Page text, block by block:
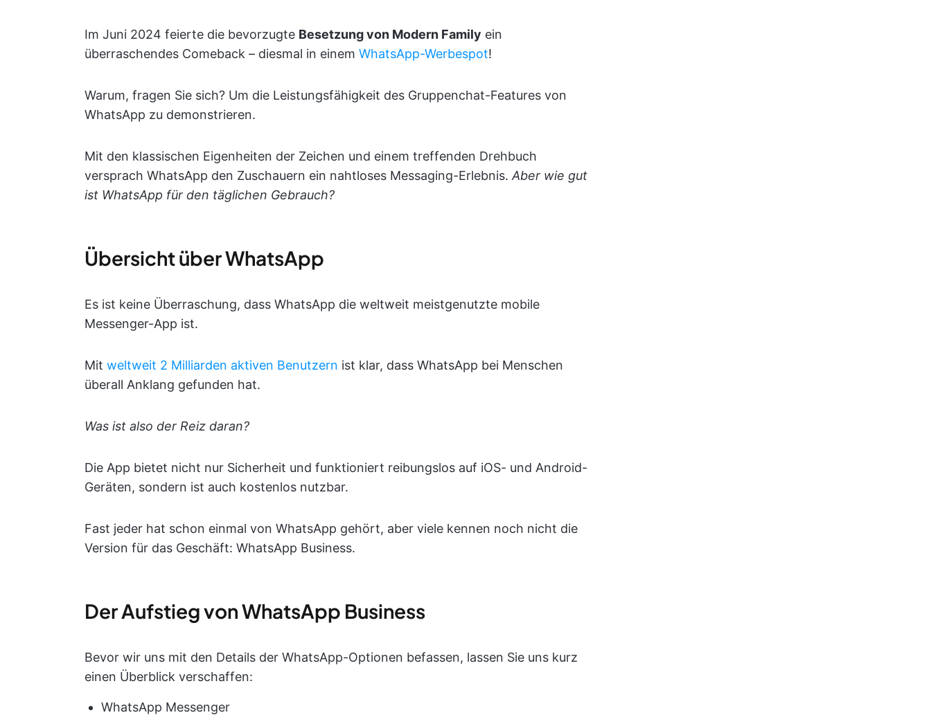
Im Juni 2024 feierte die bevorzugte Besetzung von Modern Family ein
überraschendes Comeback – diesmal in einem WhatsApp-Werbespot!
Warum, fragen Sie sich? Um die Leistungsfähigkeit des Gruppenchat-Features von
WhatsApp zu demonstrieren.
Mit den klassischen Eigenheiten der Zeichen und einem treffenden Drehbuch
versprach WhatsApp den Zuschauern ein nahtloses Messaging-Erlebnis. Aber wie gut
ist WhatsApp für den täglichen Gebrauch?
Übersicht über WhatsApp
Es ist keine Überraschung, dass WhatsApp die weltweit meistgenutzte mobile
Messenger-App ist.
Mit weltweit 2 Milliarden aktiven Benutzern ist klar, dass WhatsApp bei Menschen
überall Anklang gefunden hat.
Was ist also der Reiz daran?
Die App bietet nicht nur Sicherheit und funktioniert reibungslos auf iOS- und Android-
Geräten, sondern ist auch kostenlos nutzbar.
Fast jeder hat schon einmal von WhatsApp gehört, aber viele kennen noch nicht die
Version für das Geschäft: WhatsApp Business.
Der Aufstieg von WhatsApp Business
Bevor wir uns mit den Details der WhatsApp-Optionen befassen, lassen Sie uns kurz
einen Überblick verschaffen:
WhatsApp Messenger